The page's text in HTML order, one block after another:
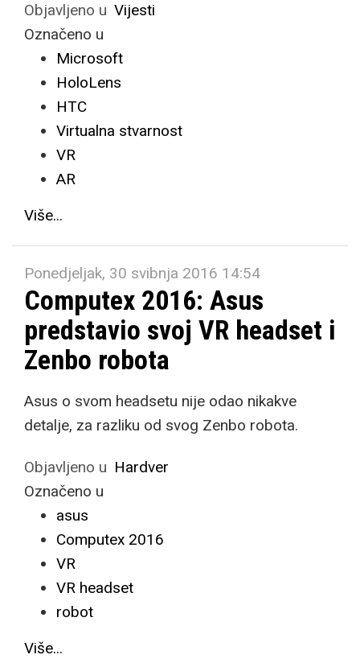
Objavljeno u Vijesti
Označeno u
Microsoft
HoloLens
HTC
Virtualna stvarnost
VR
AR
Više...
Ponedjeljak, 30 svibnja 2016 14:54
Computex 2016: Asus
predstavio svoj VR headset i
Zenbo robota
Asus o svom headsetu nije odao nikakve
detalje, za razliku od svog Zenbo robota.
Objavljeno u Hardver
Označeno u
asus
Computex 2016
VR
VR headset
robot
Više...